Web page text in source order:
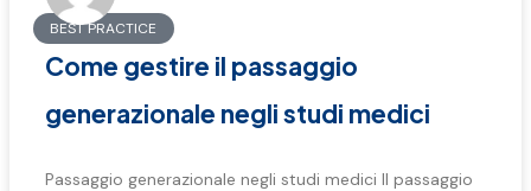
BEST PRACTICE
Come gestire il passaggio
generazionale negli studi medici
Passaggio generazionale negli studi medici Il passaggio